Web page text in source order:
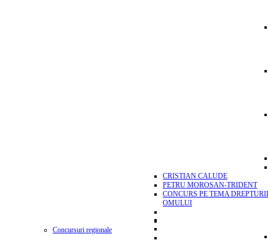
CRISTIAN CALUDE
PETRU MOROSAN-TRIDENT
CONCURS PE TEMA
OMULUI
Concursuri regionale